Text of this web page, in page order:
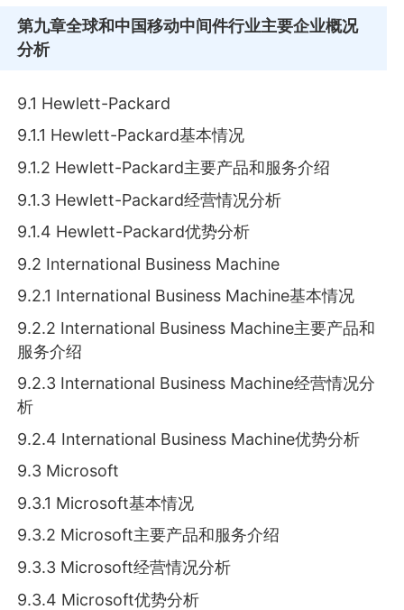
第九章全球和中国移动中间件行业主要企业概况
分析
9.1 Hewlett-Packard
9.1.1 Hewlett-Packard基本情况
9.1.2 Hewlett-Packard主要产品和服务介绍
9.1.3 Hewlett-Packard经营情况分析
9.1.4 Hewlett-Packard优势分析
9.2 International Business Machine
9.2.1 International Business Machine基本情况
9.2.2 International Business Machine主要产品和
服务介绍
9.2.3 International Business Machine经营情况分
析
9.2.4 International Business Machine优势分析
9.3 Microsoft
9.3.1 Microsoft基本情况
9.3.2 Microsoft主要产品和服务介绍
9.3.3 Microsoft经营情况分析
9.3.4 Microsoft优势分析